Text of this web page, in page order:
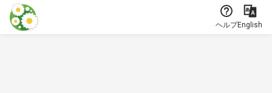
本文に飛ぶ
ヘルプEnglish